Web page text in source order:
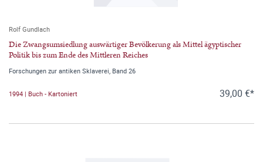
Rolf Gundlach
Die Zwangsumsiedlung auswärtiger Bevölkerung als Mittel ägyptischer
Politik bis zum Ende des Mittleren Reiches
Forschungen zur antiken Sklaverei, Band 26
1994 | Buch - Kartoniert 39,00 €*